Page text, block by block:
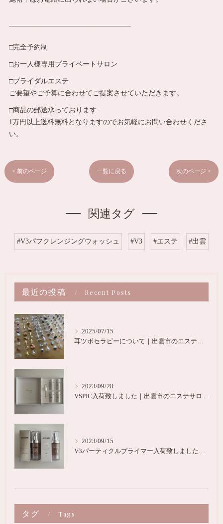
□完全予約制
□お一人様専用プライベートサロン
□ブライダルエステ
ご要望やご予算に合わせてご提案させていただきます。
□商品の郵送承っております
1万円以上送料無料となりますのでお気軽にお問い合わせくださ
い。
< 前のページ 一覧に戻る 次のページ >
関連タグ
#V3パフクレンジングウォッシュ #V3 #エステ #出雲
最近の投稿 Recent Posts
2025/07/15
耳ツボセラピーについて｜出雲市のエステサロンNoir
2023/09/28
VSPIC入荷致しました｜出雲市のエステサロンNoir
2023/09/15
V3パーティクルプライマー入荷致しました｜出雲市のエステサロンNoir
タグ Tags